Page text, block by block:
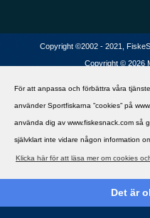
För att anpassa och förbättra våra
använder Sportfiskarna ”cookies” på
använda dig av www.fiskesnack.com så
självklart inte vidare någon information
Klicka här för att läsa mer om cookies
Det är
Copyright ©2002 - 2021,
Copyright © 2026
All